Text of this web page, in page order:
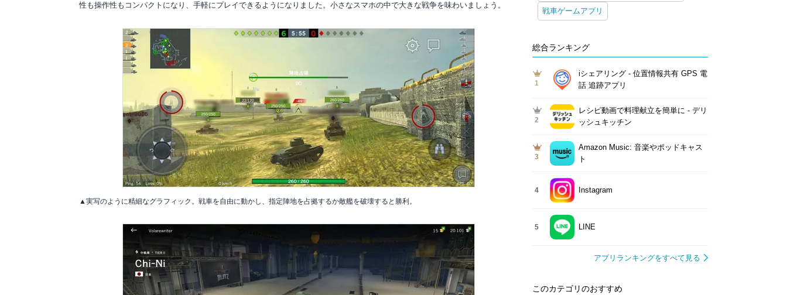
性も操作性もコンパクトになり、手軽にプレイできるようになりました。小さなスマホの中で大きな戦争を味わいましょう。
▲実写のように精細なグラフィック。戦車を自由に動かし、指定陣地を占拠するか敵艦を破壊すると勝利。
戦車ゲームアプリ
総合ランキング
1
iシェアリング - 位置情報共有 GPS 電
話 追跡アプリ
2
レシピ動画で料理献立を簡単‪に - デリ
ッシュキッチン
3
Amazon Music: 音楽やポッドキャス
ト
4 Instagram
5 LINE
アプリランキングをすべて見る
このカテゴリのおすすめ